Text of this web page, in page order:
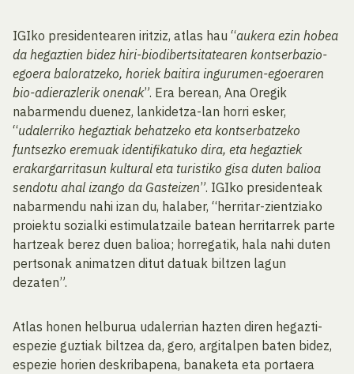
IGIko presidentearen iritziz, atlas hau “aukera ezin hobea
da hegaztien bidez hiri-biodibertsitatearen kontserbazio-
egoera baloratzeko, horiek baitira ingurumen-egoeraren
bio-adierazlerik onenak”. Era berean, Ana Oregik
nabarmendu duenez, lankidetza-lan horri esker,
“udalerriko hegaztiak behatzeko eta kontserbatzeko
funtsezko eremuak identifikatuko dira, eta hegaztiek
erakargarritasun kultural eta turistiko gisa duten balioa
sendotu ahal izango da Gasteizen”. IGIko presidenteak
nabarmendu nahi izan du, halaber, “herritar-zientziako
proiektu sozialki estimulatzaile batean herritarrek parte
hartzeak berez duen balioa; horregatik, hala nahi duten
pertsonak animatzen ditut datuak biltzen lagun
dezaten”.
Atlas honen helburua udalerrian hazten diren hegazti-
espezie guztiak biltzea da, gero, argitalpen baten bidez,
espezie horien deskribapena, banaketa eta portaera